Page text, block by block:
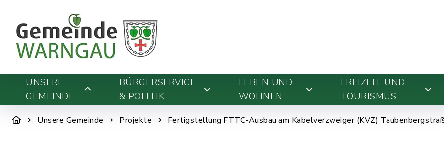
UNSERE
GEMEINDE
BÜRGERSERVICE
& POLITIK
LEBEN UND
WOHNEN
FREIZEIT UND
TOURISMUS
Unsere Gemeinde Projekte Fertigstellung FTTC-Ausbau am Kabelverzweiger (KVZ)